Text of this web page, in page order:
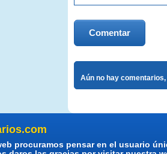
Comentar
Aún no hay comentarios,
procuramos pensar en el usuario